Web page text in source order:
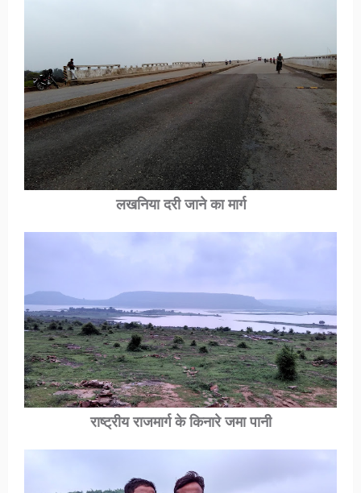
लखनिया दरीजाने का मार्ग
राष्ट्रीय राजमार्ग के किनारे जमा पानी